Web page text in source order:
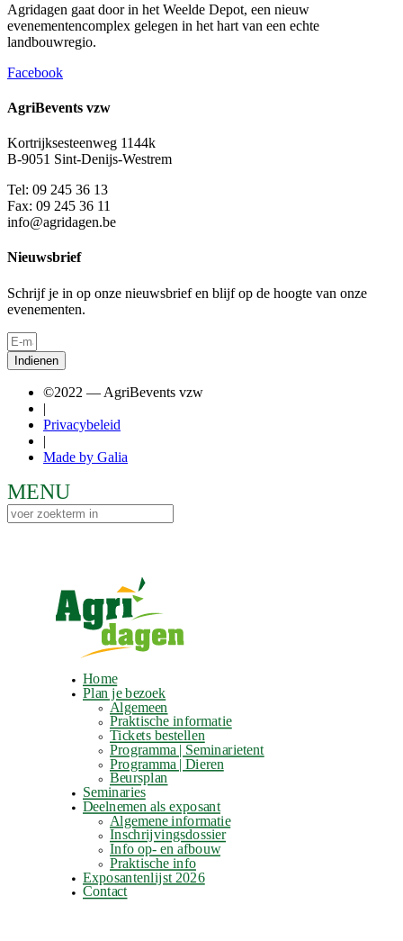
Agridagen gaat door in het Weelde Depot, een nieuw
evenementencomplex gelegen in het hart van een echte
landbouwregio.
Facebook
AgriBevents vzw
Kortrijksesteenweg 1144k
B-9051 Sint-Denijs-Westrem
Tel: 09 245 36 13
Fax: 09 245 36 11
info@agridagen.be
Nieuwsbrief
Schrijf je in op onze nieuwsbrief en blijf op de hoogte van onze
evenementen.
Indienen
©2022 — AgriBevents vzw
|
Privacybeleid
|
Made by Galia
Home
Plan je bezoek
Algemeen
Praktische informatie
Tickets bestellen
Programma | Seminarietent
Programma | Dieren
Beursplan
Seminaries
Deelnemen als exposant
Algemene informatie
Inschrijvingsdossier
Info op- en afbouw
Praktische info
Exposantenlijst 2026
Contact